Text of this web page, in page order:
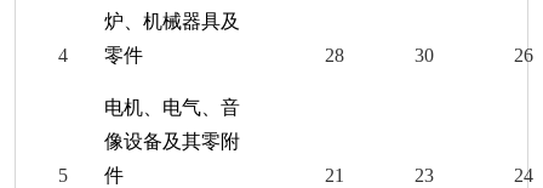
4
炉、机械器具及
零件
28 30 26
5
电机、电气、音
像设备及其零附
件
21 23 24